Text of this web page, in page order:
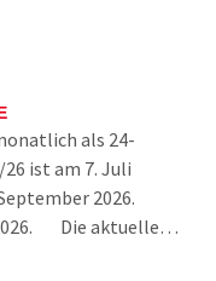
als 24-
ist am 7. Juli
2026.
2026. Die aktuelle…